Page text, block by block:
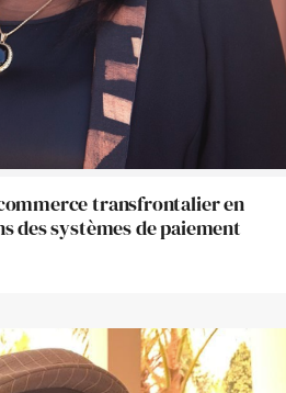
transfrontalier en
des systèmes de paiement